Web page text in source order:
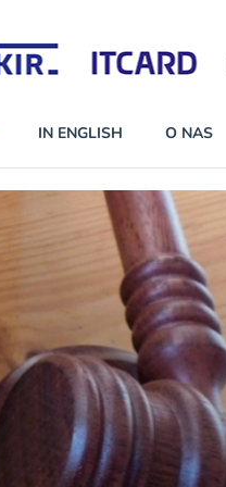
do ChataGPT Go dla
planach – Standard i Plus – z
miesiące
IN ENGLISH O NAS